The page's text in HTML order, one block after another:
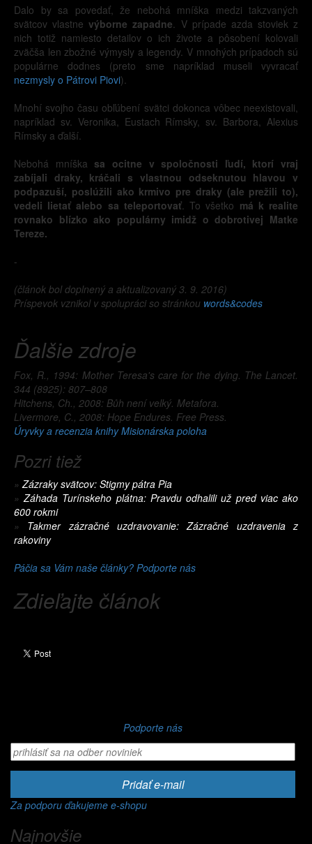
Dalo by sa povedať, že nebohá mníška medzi takzvaných
svätcov vlastnevýborne zapadne. V prípade azda stoviek z
nich totiž namiesto detailov o ich živote a pôsobení kolovali
zväčša len zbožné výmysly a legendy. V mnohých prípadoch sú
populárne dodnes (preto sme napríklad museli vyvracať
nezmysly o Pátrovi Piovi).
Mnohí svojho času obľúbení svätci dokonca vôbec neexistovali,
napríklad sv. Veronika, Eustach Rímsky, sv. Barbora, Alexius
Rímsky a ďalší.
Nebohá mníška sa ocitne v spoločnosti ľudí, ktorí vraj
zabíjali draky, kráčali s vlastnou odseknutou hlavou v
podpazuší, poslúžili ako krmivo pre draky (ale prežili to),
vedeli lietať alebo sa teleportovať. To všetko má k realite
rovnako blízko ako populárny imidž o dobrotivej Matke
Tereze.
-
(článok bol doplnený a aktualizovaný 3. 9. 2016)
Príspevok vznikol v spolupráci so stránkou words&codes
Ďalšie zdroje
Fox, R., 1994: Mother Teresa's care for the dying. The Lancet.
344 (8925): 807–808
Hitchens, Ch., 2008: Bůh není velký. Metafora.
Livermore, C., 2008: Hope Endures. Free Press.
Úryvky a recenzia knihy Misionárska poloha
Pozri tiež
»Zázraky svätcov: Stigmy pátra Pia
»Záhada Turínskeho plátna: Pravdu odhalili už pred viac ako
600 rokmi
» Takmer zázračné uzdravovanie: Zázračné uzdravenia z
rakoviny
Páčia sa Vám naše články? Podporte nás
Zdieľajte článok
Podporte nás
Pridať e-mail
Za podporu ďakujeme e-shopu
Najnovšie